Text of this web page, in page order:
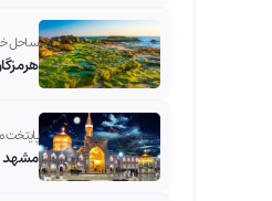
ساحل
مشهد